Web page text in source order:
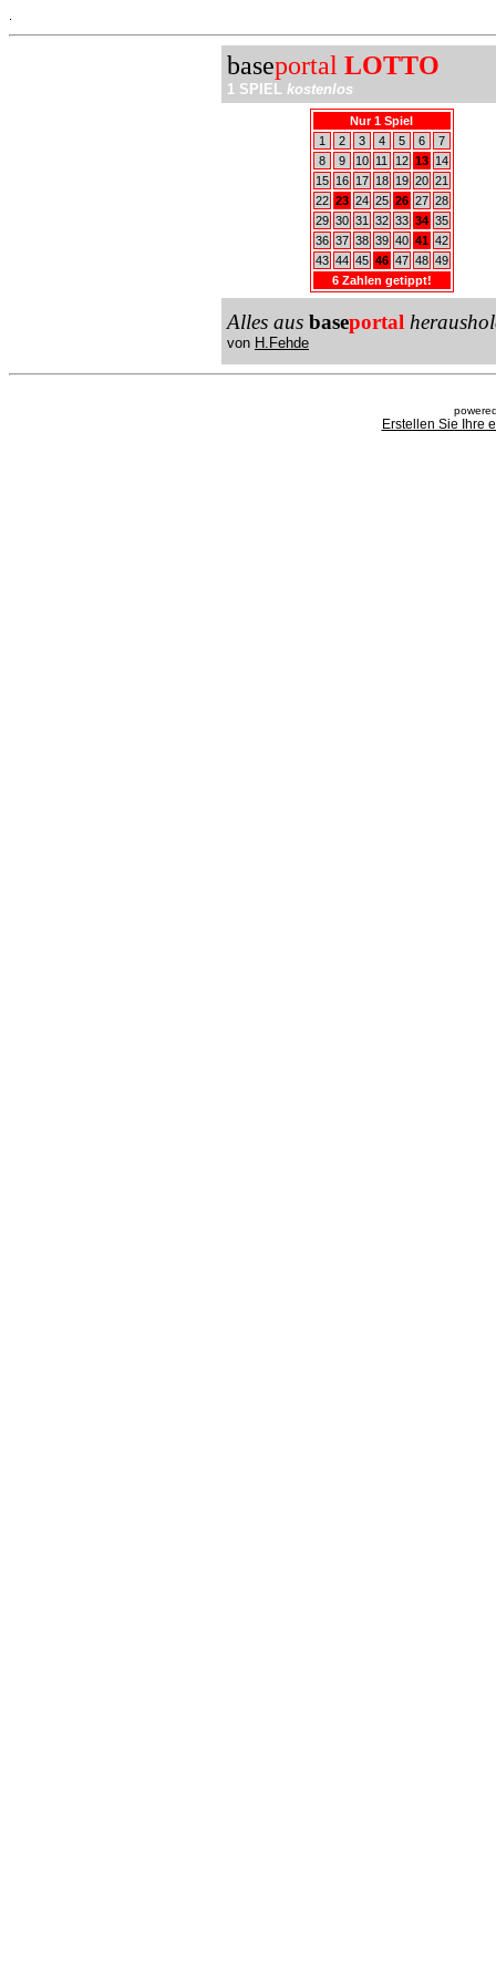
baseportal LOTTO
1 SPIEL kostenlos
Nur 1 Spiel
1
2 3 4 5 6
7
8
9 10 11 12 13
14
15
16 17 18 19 20 21
22 23 24 25 26 27 28
29 30 31 32 33 34 35
36 37 38 39 40 41 42
43 44 45 46 47 48 49
6 Zahlen getippt!
Alles aus baseportal
von H.Fehde
Erstellen Sie Ihre